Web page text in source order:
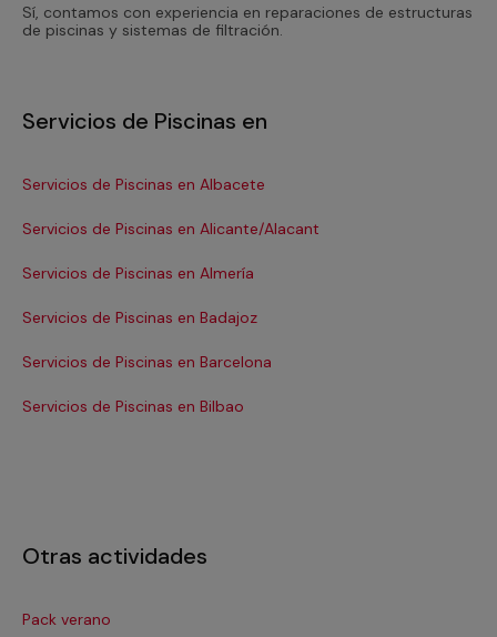
Sí, contamos con experiencia en reparaciones de estructuras
de piscinas y sistemas de filtración.
Servicios de Piscinas en
Servicios de Piscinas en Albacete
Servicios de Piscinas en Alicante/Alacant
Servicios de Piscinas en Almería
Servicios de Piscinas en Badajoz
Servicios de Piscinas en Barcelona
Servicios de Piscinas en Bilbao
Otras actividades
Pack verano